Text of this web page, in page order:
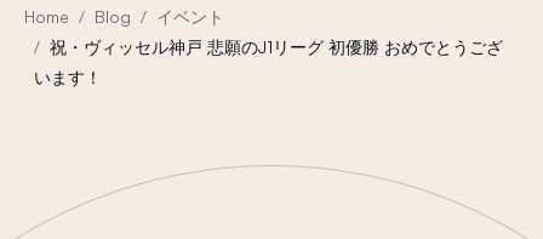
Home Blog
イベント
祝・ヴィッセル神戸 悲願のJ1リーグ 初優勝 おめでとうござ
います！